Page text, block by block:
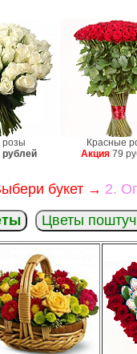
розы
рублей
Красные
Акция 79
букет → 2.
Цветы